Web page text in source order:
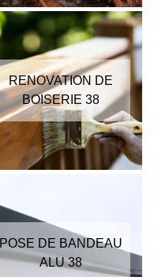
RENOVATION DE
BOISERIE 38
POSE DE BANDEAU
ALU 38